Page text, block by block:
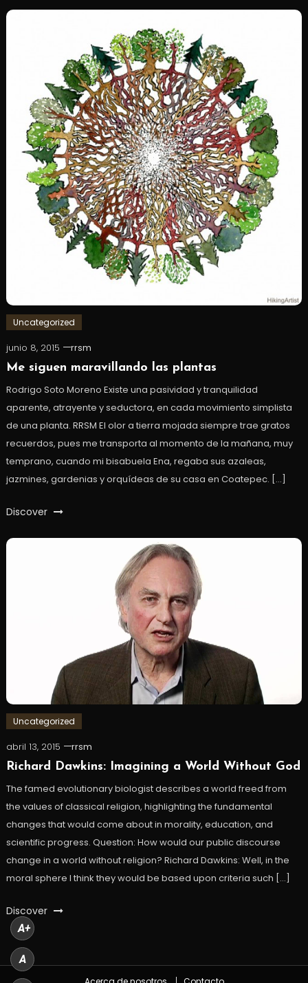
Uncategorized
junio 8, 2015
rrsm
Me siguen maravillando las plantas
Rodrigo Soto Moreno Existe una pasividad y tranquilidad
aparente, atrayente y seductora, en cada movimiento simplista
de una planta. RRSM El olor a tierra mojada siempre trae gratos
recuerdos, pues me transporta al momento de la mañana, muy
temprano, cuando mi bisabuela Ena, regaba sus azaleas,
jazmines, gardenias y orquídeas de su casa en Coatepec. […]
Discover
Uncategorized
abril 13, 2015
rrsm
Richard Dawkins: Imagining a World Without God
The famed evolutionary biologist describes a world freed from
the values of classical religion, highlighting the fundamental
changes that would come about in morality, education, and
scientific progress. Question: How would our public discourse
change in a world without religion? Richard Dawkins: Well, in the
moral sphere I think they would be based upon criteria such […]
Discover
A+
A